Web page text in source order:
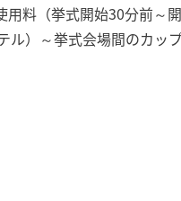
料（挙式開始30分前～開
ル）～挙式会場間のカッ